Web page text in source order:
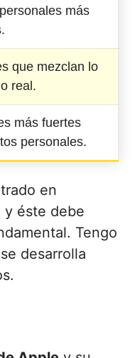
más
que mezclan lo
real.
más fuertes
personales.
en
y éste debe
Tengo
desarrolla